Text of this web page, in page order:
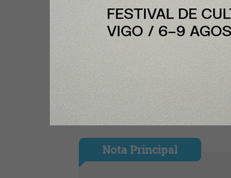
Ingresar con Google
Te puede interesar:
Nota Principal